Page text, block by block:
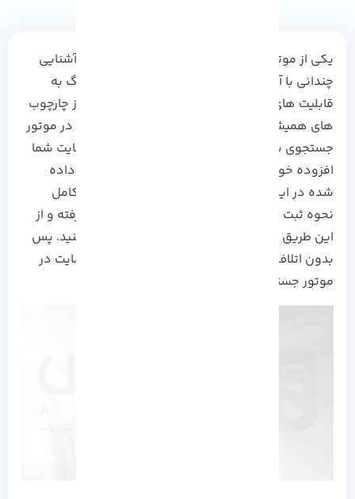
یکی از موتور های جستجو وب که به احتمال زیاد آشنایی
چندانی با آن ندارید بینگ است. موتور جستجو بینگ به
قابلیت های هوش مصنوعی آغشته شده و خارج از چارچوب
های همیشگی حرکت می کند که قطعاً ثبت سایت در موتور
جستجوی بینگ جذابیت خاصی را به عملکرد وب سایت شما
افزوده خواهد کرد. شما با مطالعه تیتر های بسط داده
شده در این مقاله
می توانید به صورت کامل
نحوه ثبت سایت در موتور جستجوی بینگ را فرا گرفته و از
این طریق خودتان را به کاربران جدیدتری معرفی کنید. پس
بدون اتلاف وقت بیایید به سراغ روش های
ثبت سایت در
موتور جستجوی بینگ برویم.